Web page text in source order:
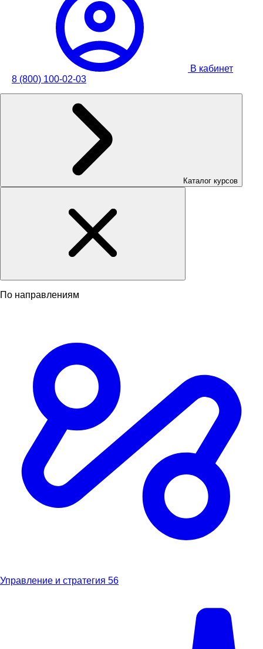
В кабинет
8 (800) 100-02-03
Каталог курсов
По направлениям
Управление и стратегия 56